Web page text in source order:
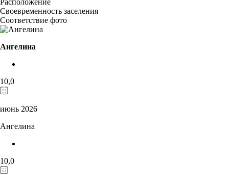
Своевременность заселения
Соответствие фото
Ангелина
10,0
июнь 2026
Ангелина
10,0